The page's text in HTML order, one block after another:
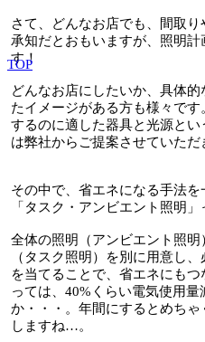
TOP
さて、どんなお店でも、間取
承知だとおもいますが、照明
す！
どんなお店にしたいか、具体
たイメージがある方も様々で
するのに適した器具と光源と
は弊社からご提案させていただ
その中で、省エネになる手法を
「タスク・アンビエント照明
全体の照明（アンビエント照
（タスク照明）を別に用意し
を当てることで、省エネにも
っては、40%くらい電気使用量
か・・・。年間にするとめち
しますね…。